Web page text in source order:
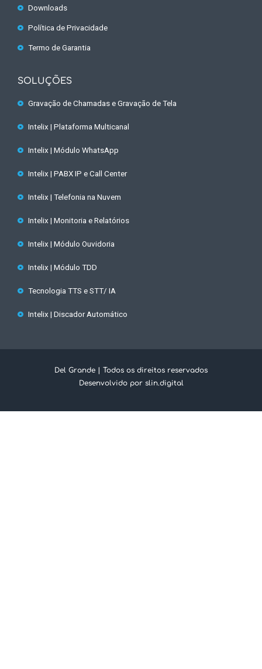
Downloads
Política de Privacidade
Termo de Garantia
SOLUÇÕES
Gravação de Chamadas e Gravação de Tela
Intelix | Plataforma Multicanal
Intelix | Módulo WhatsApp
Intelix | PABX IP e Call Center
Intelix | Telefonia na Nuvem
Intelix | Monitoria e Relatórios
Intelix | Módulo Ouvidoria
Intelix | Módulo TDD
Tecnologia TTS e STT/ IA
Intelix | Discador Automático
Del Grande | Todos os direitos reservados
Desenvolvido por slin.digital